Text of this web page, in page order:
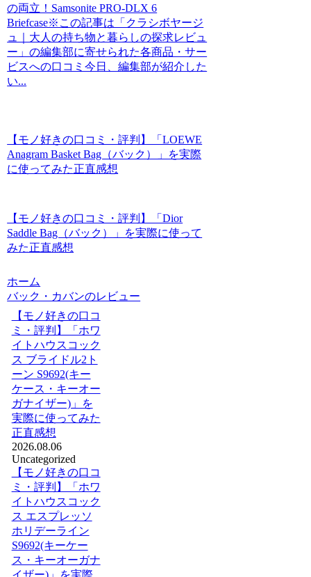
の両立！Samsonite PRO-DLX 6
Briefcase※この記事は「クラシボヤージ
ュ｜大人の持ち物と暮らしの探求レビュ
ー」の編集部に寄せられた各商品・サー
ビスへの口コミ今日、編集部が紹介した
い...
【モノ好きの口コミ・評判】「LOEWE
Anagram Basket Bag（バック）」を実際
に使ってみた正直感想
【モノ好きの口コミ・評判】「Dior
Saddle Bag（バック）」を実際に使って
みた正直感想
ホーム
バック・カバンのレビュー
【モノ好きの口コ
ミ・評判】「ホワ
イトハウスコック
ス ブライドル2ト
ーン S9692(キー
ケース・キーオー
ガナイザー)」を
実際に使ってみた
正直感想
2026.08.06
Uncategorized
【モノ好きの口コ
ミ・評判】「ホワ
イトハウスコック
ス エスプレッソ
ホリデーライン
S9692(キーケー
ス・キーオーガナ
イザー)」を実際